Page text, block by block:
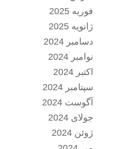
فوریه 2025
ژانویه 2025
دسامبر 2024
نوامبر 2024
اکتبر 2024
سپتامبر 2024
آگوست 2024
جولای 2024
ژوئن 2024